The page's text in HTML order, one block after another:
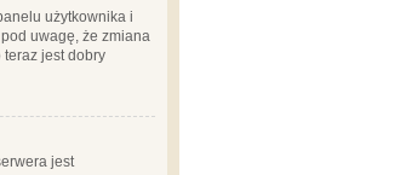
użytkownika i
uwagę, że zmiana
teraz jest dobry
jest